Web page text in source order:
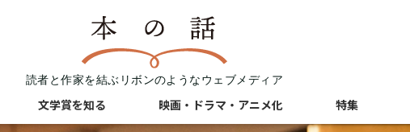
読者と作家を結ぶリボンのようなウェブメディア
文学賞を知る 映画・ドラマ・アニメ化 特集